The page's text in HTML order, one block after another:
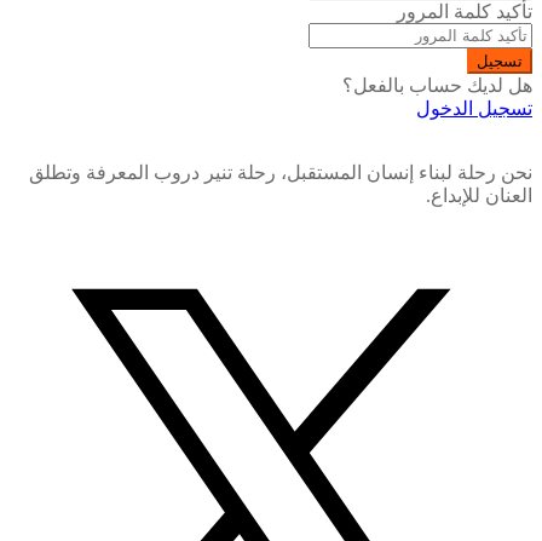
تأكيد كلمة المرور
تسجيل
هل لديك حساب بالفعل؟
تسجيل الدخول
نحن رحلة لبناء إنسان المستقبل، رحلة تنير دروب المعرفة وتطلق
العنان للإبداع.